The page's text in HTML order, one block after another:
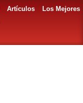
Artículos
Los Mejores